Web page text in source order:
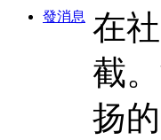
發消息 在
截
扬